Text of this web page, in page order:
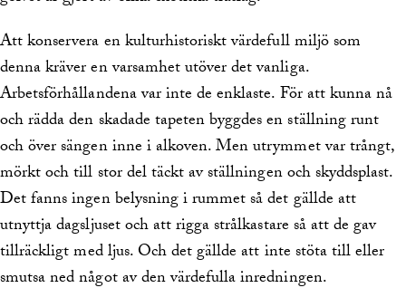
Att konservera en kulturhistoriskt värdefull miljö som
denna kräver en varsamhet utöver det vanliga.
Arbetsförhållandena var inte de enklaste. För att kunna nå
och rädda den skadade tapeten byggdes en ställning runt
och över sängen inne i alkoven. Men utrymmet var trångt,
mörkt och till stor del täckt av ställningen och skyddsplast.
Det fanns ingen belysning i rummet så det gällde att
utnyttja dagsljuset och att rigga strålkastare så att de gav
tillräckligt med ljus. Och det gällde att inte stöta till eller
smutsa ned något av den värdefulla inredningen.